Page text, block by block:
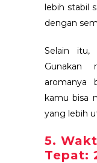
lebih stabil
dengan
Selain
Gunakan
aromanya
kamu bisa
yang lebih
5.
Tepat: